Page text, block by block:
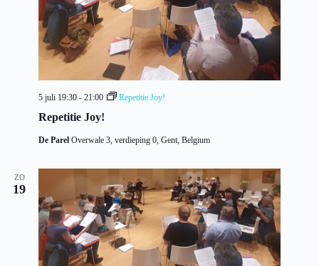
Repetitie Joy!
5 juli 19:30 - 21:00 Repetitie Joy!
De Parel Overwale 3, verdieping 0, Gent, Belgium
ZO
19